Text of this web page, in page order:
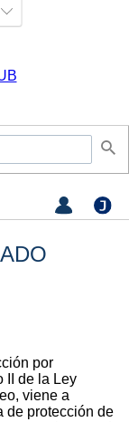
por
II de la Ley
viene a
de protección de